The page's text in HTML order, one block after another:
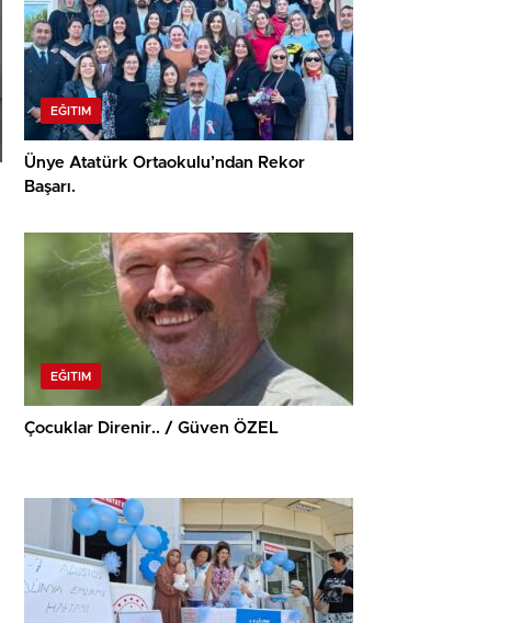
EĞITIM
Ünye Atatürk Ortaokulu’ndan Rekor
Başarı.
EĞITIM
Çocuklar Direnir.. / Güven ÖZEL